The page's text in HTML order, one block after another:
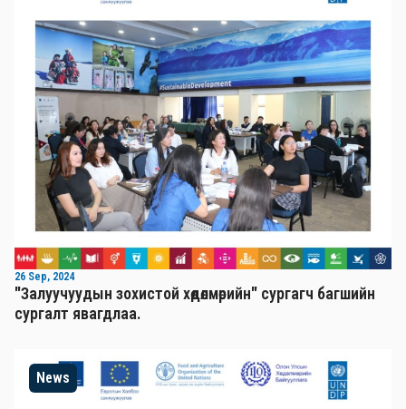
26 Sep, 2024
"Залуучуудын зохистой хөдөлмөрийн" сургагч багшийн
сургалт явагдлаа.
News